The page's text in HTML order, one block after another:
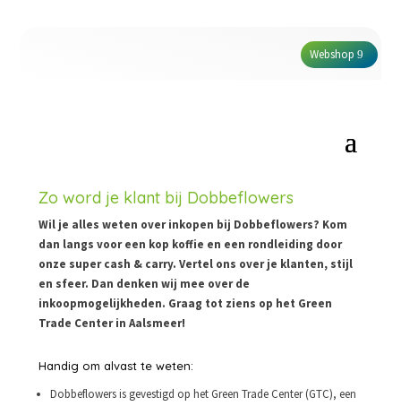
Webshop
Zo word je klant bij Dobbeflowers
Wil je alles weten over inkopen bij Dobbeflowers? Kom
dan langs voor een kop koffie en een rondleiding door
onze super cash & carry. Vertel ons over je klanten, stijl
en sfeer. Dan denken wij mee over de
inkoopmogelijkheden. Graag tot ziens op het Green
Trade Center in Aalsmeer!
Handig om alvast te weten:
Dobbeflowers is gevestigd op het Green Trade Center (GTC), een